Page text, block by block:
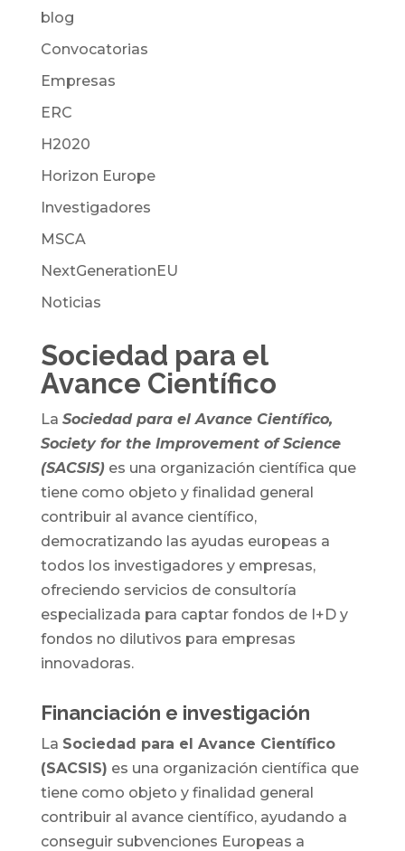
blog
Convocatorias
Empresas
ERC
H2020
Horizon Europe
Investigadores
MSCA
NextGenerationEU
Noticias
Sociedad para el
Avance Científico
La Sociedad para el Avance Científico,
Society for the Improvement of Science
(SACSIS)es una organización científica que
tiene como objeto y finalidad general
contribuir al avance científico,
democratizando las ayudas europeas a
todos los investigadores y empresas,
ofreciendo servicios de consultoría
especializada para captar fondos de I+D y
fondos no dilutivos para empresas
innovadoras.
Financiación e investigación
La Sociedad para el Avance Científico
(SACSIS) es una organización científica que
tiene como objeto y finalidad general
contribuir al avance científico, ayudando a
conseguir subvenciones Europeas a